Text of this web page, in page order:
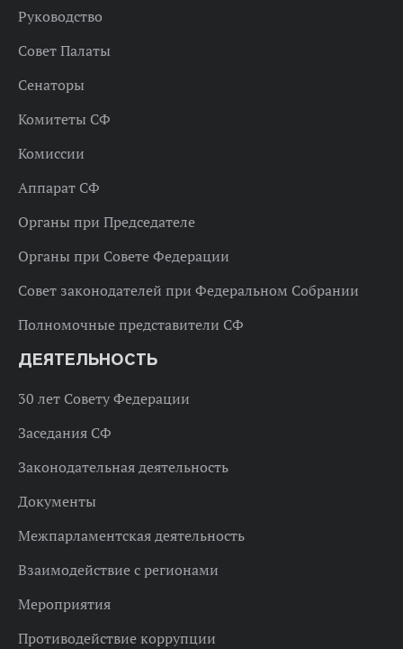
Руководство
Совет Палаты
Сенаторы
Комитеты СФ
Комиссии
Аппарат СФ
Органы при Председателе
Органы при Совете Федерации
Совет законодателей при Федеральном Собрании
Полномочные представители СФ
ДЕЯТЕЛЬНОСТЬ
30 лет Совету Федерации
Заседания СФ
Законодательная деятельность
Документы
Межпарламентская деятельность
Взаимодействие с регионами
Мероприятия
Противодействие коррупции